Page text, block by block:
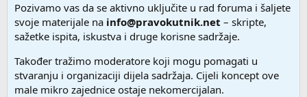
Pozivamo vas da se aktivno uključite u rad foruma i šaljete
svoje materijale na info@pravokutnik.net – skripte,
sažetke ispita, iskustva i druge korisne sadržaje.
Također tražimo moderatore koji mogu pomagati u
stvaranju i organizaciji dijela sadržaja. Cijeli koncept ove
male mikro zajednice ostaje nekomercijalan.